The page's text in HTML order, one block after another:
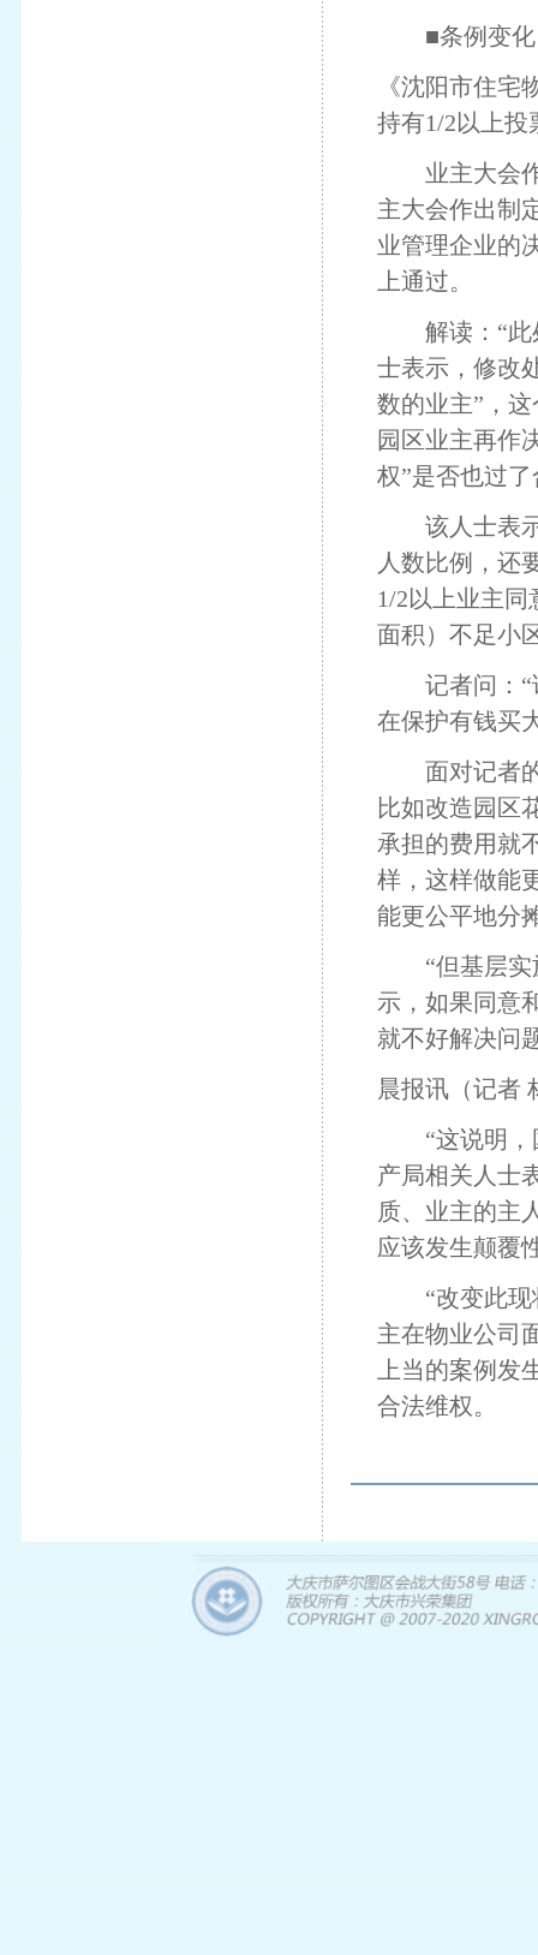
■条例变化
《沈阳市住
持有1/2以上投
业主大会作
主大会作出制
业管理企业的
上通过。
解读：“此处
士表示，修改
数的业主”，
园区业主再作
权”是否也过
该人士表示
人数比例，还
1/2以上业主
面积）不足小
记者问：“该
在保护有钱买
面对记者的
比如改造园区
承担的费用就
样，这样做能
能更公平地分
“但基层实施
示，如果同意
就不好解决问
晨报讯（记者
“这说明，国
产局相关人士
质、业主的主
应该发生颠覆
“改变此现状
主在物业公司
上当的案例
合法维权。